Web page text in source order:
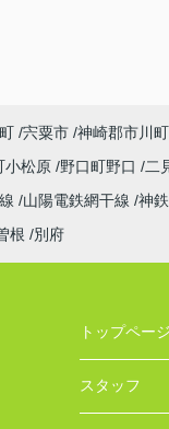
宍粟市 神崎郡市川町
小松原 野口町野口 二
山陽電鉄網干線 神
根 別府
トップページ
スタッフ